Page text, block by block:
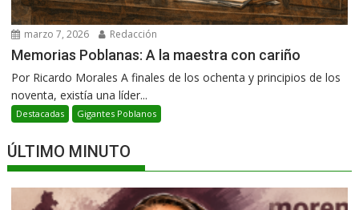
marzo 7, 2026 Redacción
Memorias Poblanas: A la maestra con cariño
Por Ricardo Morales A finales de los ochenta y principios de los
noventa, existía una líder...
Destacadas Gigantes Poblanos
ÚLTIMO MINUTO